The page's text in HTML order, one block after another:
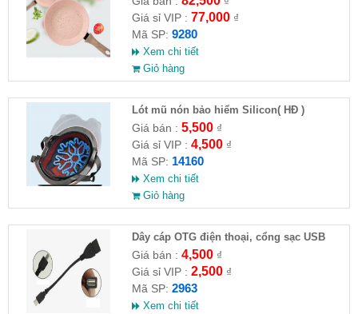
Giá sỉ VIP : 77,000₫
Mã SP: 9280
Xem chi tiết
Giỏ hàng
Lót mũ nón bảo hiểm Silicon( HĐ )
Giá bán : 5,500₫
Giá sỉ VIP : 4,500₫
Mã SP: 14160
Xem chi tiết
Giỏ hàng
Dây cáp OTG điện thoại, cổng sạc USB
Giá bán : 4,500₫
Giá sỉ VIP : 2,500₫
Mã SP: 2963
Xem chi tiết